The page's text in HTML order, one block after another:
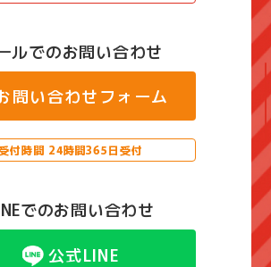
ルでのお問い合わせ
問い合わせフォーム
付時間 24時間365日受付
でのお問い合わせ
公式LINE